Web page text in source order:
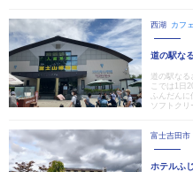
西湖 カフ
道の駅な
道の駅な
こでは1日
ふんだんに
ソフトクリ
富士吉田市
ホテルふ